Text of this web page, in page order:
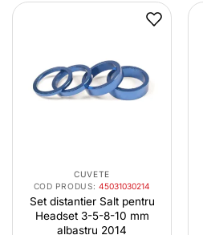
CUVETE
COD PRODUS:45031030214
Set distantier Salt pentru
Headset 3-5-8-10 mm
albastru 2014